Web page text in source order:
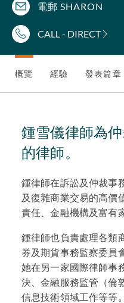
電郵 SHARON
CALL - DIRECT
概覽 經驗 發表篇章
鍾雪儀律師為
的律師。
鍾律師在訴訟及仲裁事
及復雜商業交易的高價
責任、金融機構及富有
鍾律師也負責處理各類
券及期貨事務監察委員
她在另一家國際律師事
決、金融服務監管（倫
信息技術領域工作等等